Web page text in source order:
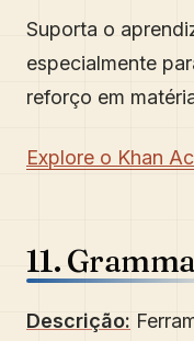
Suporta o
especialmente
reforço em
Explore o Khan
11.
Descrição: